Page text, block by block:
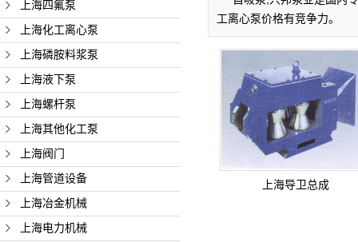
上海四氟泵
上海化工离心泵
上海磷胺料浆泵
上海液下泵
上海螺杆泵
上海其他化工泵
上海阀门
上海管道设备
上海冶金机械
上海电力机械
工离心泵价格有竞争力。
上海导卫总成